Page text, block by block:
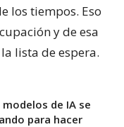
los tiempos. Eso
y de esa
lista de espera.
de IA se
para hacer